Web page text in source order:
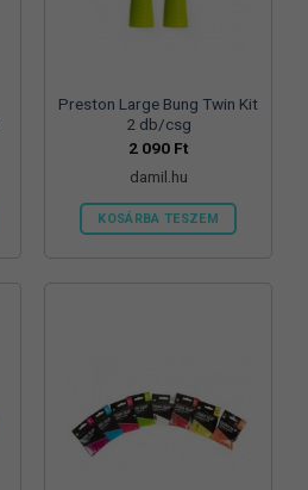
Preston Large Bung Twin Kit
2 db/csg
2 090 Ft
damil.hu
KOSÁRBA TESZEM